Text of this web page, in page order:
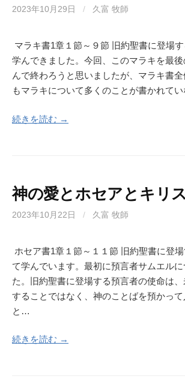
2023年10月29日 / 久富 牧師
マラキ書1章１節～９節 旧約聖書に登場
学んできました。今回、このマラキを最
んで終わろうと思いましたが、マラキ書
もマラキについて多くのことが書かれて
続きを読む →
神の愛とホセアとキリ
2023年10月22日 / 久富 牧師
ホセア書1章１節～１１節 旧約聖書に登
て学んでいます。最初に預言者サムエル
た。旧約聖書に登場する預言者の使命は
することではなく、神のことばを預かって
と…
続きを読む →